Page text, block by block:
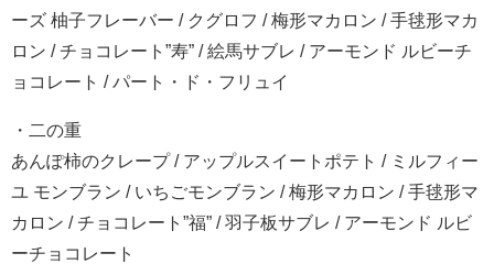
ーズ 柚子フレーバー / クグロフ / 梅形マカロン / 手毬形マカ
ロン / チョコレート”寿” / 絵馬サブレ / アーモンド ルビーチ
ョコレート / パート・ド・フリュイ
・二の重
あんぽ柿のクレープ / アップルスイートポテト / ミルフィー
ユ モンブラン / いちごモンブラン / 梅形マカロン / 手毬形マ
カロン / チョコレート”福” / 羽子板サブレ / アーモンド ルビ
ーチョコレート